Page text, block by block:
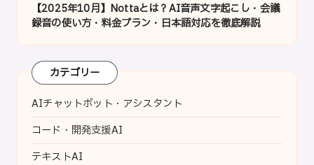
【2025年10月】Nottaとは？AI音声文字起こし・会議
録音の使い方・料金プラン・日本語対応を徹底解説
カテゴリー
AIチャットボット・アシスタント
コード・開発支援AI
テキストAI